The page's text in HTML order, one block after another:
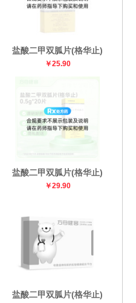
盐酸二甲双胍片(格华止)
￥25.90
盐酸二甲双胍片(格华止)
￥29.90
盐酸二甲双胍片(格华止)